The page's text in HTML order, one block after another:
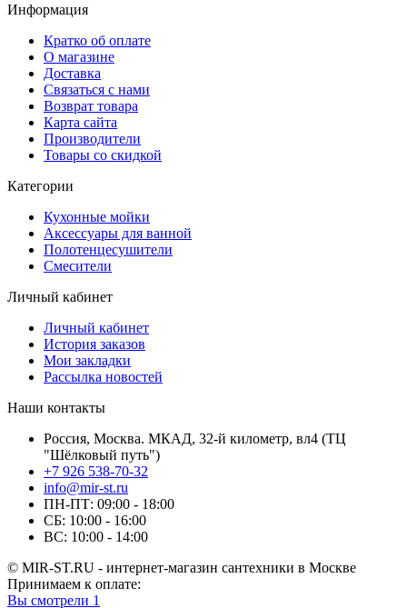
Информация
Кратко об оплате
О магазине
Доставка
Связаться с нами
Возврат товара
Карта сайта
Производители
Товары со скидкой
Категории
Кухонные мойки
Аксессуары для ванной
Полотенцесушители
Смесители
Личный кабинет
Личный кабинет
История заказов
Мои закладки
Рассылка новостей
Наши контакты
Россия, Москва. МКАД, 32-й километр, вл4 (ТЦ
"Шёлковый путь")
+7 926 538-70-32
info@mir-st.ru
ПН-ПТ: 09:00 - 18:00
СБ: 10:00 - 16:00
ВС: 10:00 - 14:00
© MIR-ST.RU - интернет-магазин сантехники в Москве
Принимаем к оплате:
Вы смотрели 1